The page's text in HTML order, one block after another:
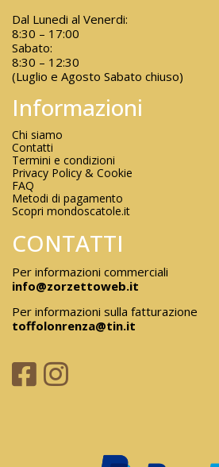
Dal Lunedi al Venerdi:
8:30 – 17:00
Sabato:
8:30 – 12:30
(Luglio e Agosto Sabato chiuso)
Informazioni
Chi siamo
Contatti
Termini e condizioni
Privacy Policy & Cookie
FAQ
Metodi di pagamento
Scopri mondoscatole.it
CONTATTI
Per informazioni commerciali
info@zorzettoweb.it
Per informazioni sulla fatturazione
toffolonrenza@tin.it